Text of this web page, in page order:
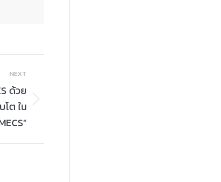
NEXT
ด้วย
โต ใน